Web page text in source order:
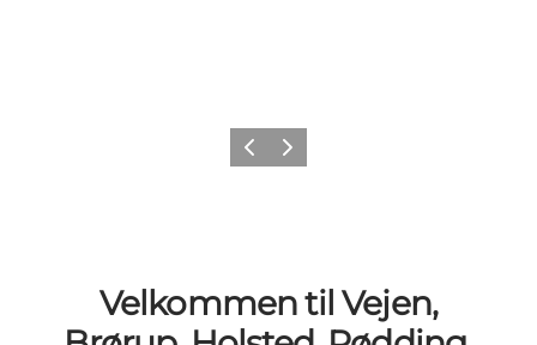
Forrige billede
Næste billede
Velkommen til Vejen,